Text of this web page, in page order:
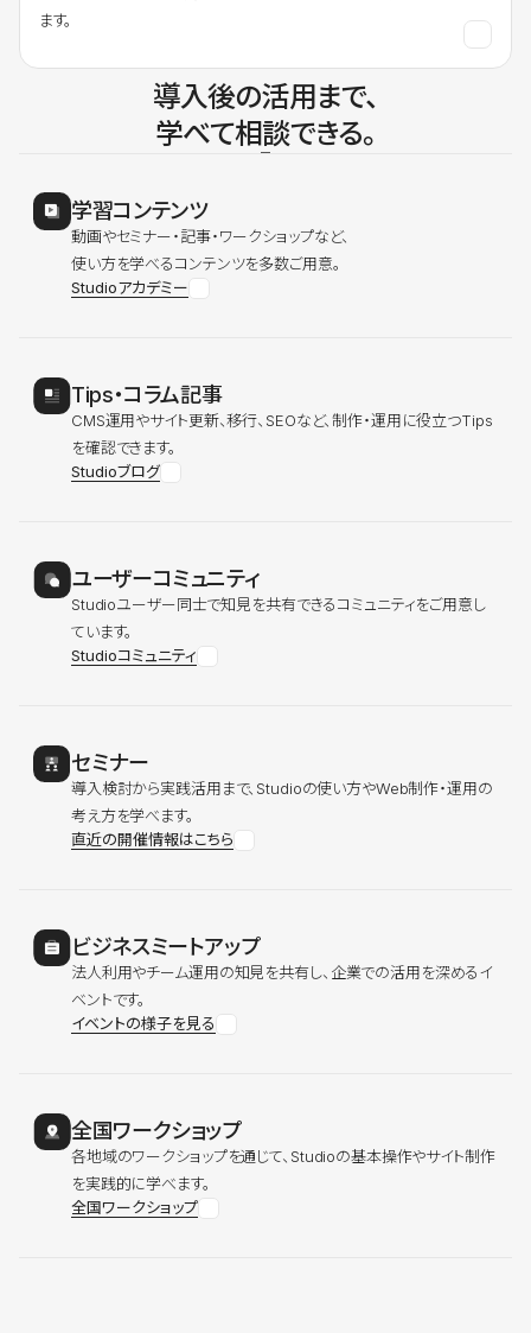
ます。
導入後の活用まで、
学べて相談できる。
学習コンテンツ
動画やセミナー・記事・ワークショップなど、
使い方を学べるコンテンツを多数ご用意。
Studioアカデミー
Tips・コラム記事
CMS運用やサイト更新、移行、SEOなど、制作・運用に役立つTips
を確認できます。
Studioブログ
ユーザーコミュニティ
Studioユーザー同士で知見を共有できるコミュニティをご用意し
ています。
Studioコミュニティ
セミナー
導入検討から実践活用まで、Studioの使い方やWeb制作・運用の
考え方を学べます。
直近の開催情報はこちら
ビジネスミートアップ
法人利用やチーム運用の知見を共有し、企業での活用を深めるイ
ベントです。
イベントの様子を見る
全国ワークショップ
各地域のワークショップを通じて、Studioの基本操作やサイト制作
を実践的に学べます。
全国ワークショップ